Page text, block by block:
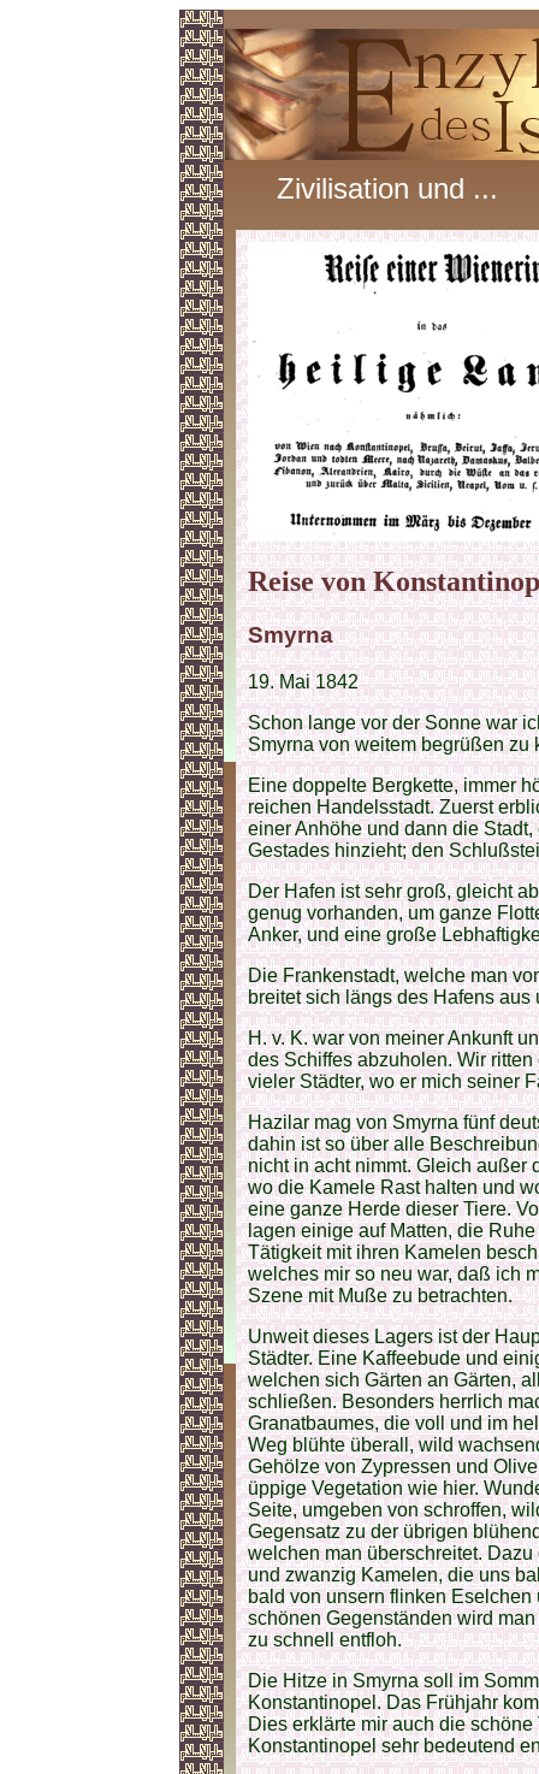
Zivilisation und ...
Reise von
Smyrna
19. Mai 1842
Schon lange vor der Sonne war
Smyrna von weitem begrüßen zu
Eine doppelte Bergkette, immer
reichen Handelsstadt. Zuerst
einer Anhöhe und dann die
Gestades hinzieht; den
Der Hafen ist sehr groß, gleicht
genug vorhanden, um ganze
Anker, und eine große
Die Frankenstadt, welche man
breitet sich längs des Hafens
H. v. K. war von meiner Ankunft
des Schiffes abzuholen. Wir
vieler Städter, wo er mich seiner
Hazilar mag von Smyrna fünf
dahin ist so über alle
nicht in acht nimmt. Gleich außer
wo die Kamele Rast halten und
eine ganze Herde dieser Tiere.
lagen einige auf Matten, die
Tätigkeit mit ihren Kamelen
welches mir so neu war, daß ich
Szene mit Muße zu betrachten.
Unweit dieses Lagers ist der
Städter. Eine Kaffeebude und
welchen sich Gärten an Gärten,
schließen. Besonders herrlich
Granatbaumes, die voll und im
Weg blühte überall, wild
Gehölze von Zypressen und
üppige Vegetation wie hier.
Seite, umgeben von schroffen,
Gegensatz zu der übrigen
welchen man überschreitet.
und zwanzig Kamelen, die uns
bald von unsern flinken
schönen Gegenständen wird
zu schnell entfloh.
Die Hitze in Smyrna soll im
Konstantinopel. Das Frühjahr
Dies erklärte mir auch die
Konstantinopel sehr bedeutend